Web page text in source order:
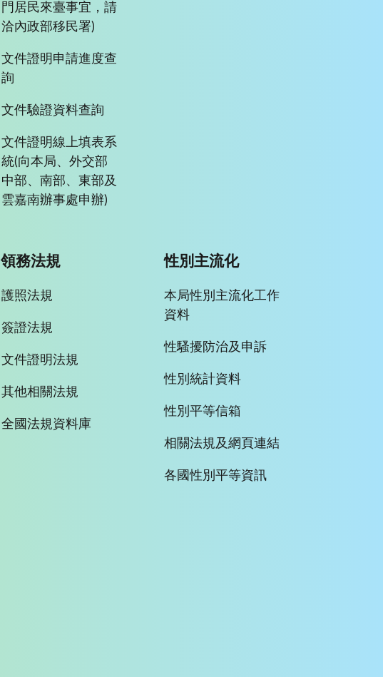
門居民來臺事宜，請
洽內政部移民署)
文件證明申請進度查
詢
文件驗證資料查詢
文件證明線上填表系
統(向本局、外交部
中部、南部、東部及
雲嘉南辦事處申辦)
領務法規
護照法規
簽證法規
文件證明法規
其他相關法規
全國法規資料庫
性別主流化
本局性別主流化工作
資料
性騷擾防治及申訴
性別統計資料
性別平等信箱
相關法規及網頁連結
各國性別平等資訊